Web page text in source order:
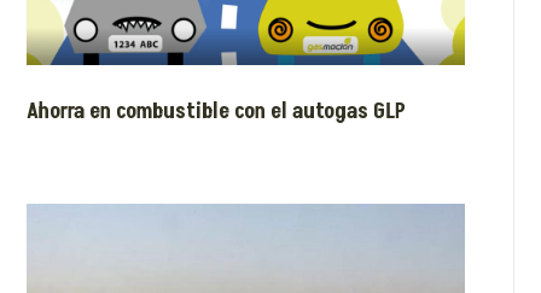
Ahorra en combustible con el autogas GLP